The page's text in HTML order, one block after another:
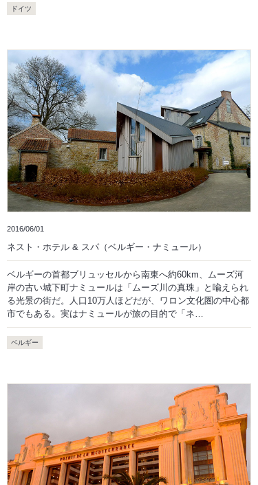
ドイツ
2016/06/01
ネスト・ホテル & スパ（ベルギー・ナミュール）
ベルギーの首都ブリュッセルから南東へ約60km、ムーズ河
岸の古い城下町ナミュールは「ムーズ川の真珠」と喩えられ
る光景の街だ。人口10万人ほどだが、ワロン文化圏の中心都
市でもある。実はナミュールが旅の目的で「ネ…
ベルギー